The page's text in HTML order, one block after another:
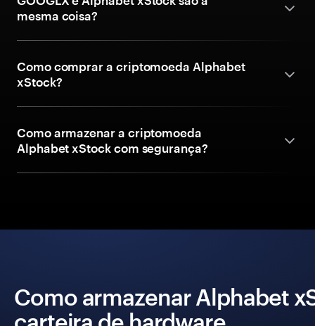
mesma coisa?
Como comprar a criptomoeda Alphabet
xStock?
Como armazenar a criptomoeda
Alphabet xStock com segurança?
Como armazenar Alphabet